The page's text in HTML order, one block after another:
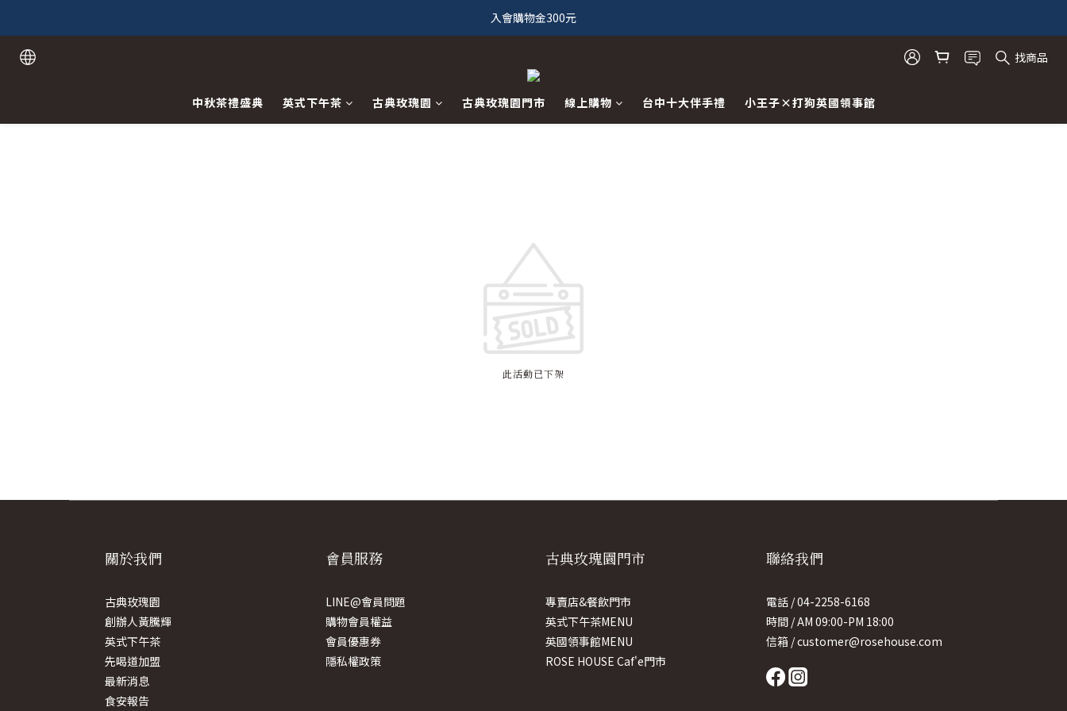
入會購物金300元
找商品
中秋茶禮盛典 英式下午茶 古典玫瑰園 古典玫瑰園門市 線上購物 台中十大伴手禮 小王子×打狗英國領事館
此活動已下架
關於我們
古典玫瑰園
創辦人黃騰輝
英式下午茶
先喝道加盟
最新消息
食安報告
會員服務
LINE@會員問題
購物會員權益
會員優惠券
隱私權政策
古典玫瑰園門市
專賣店&餐飲門市
英式下午茶MENU
英國領事館MENU
ROSE HOUSE Caf'e門市
聯絡我們
電話 / 04-2258-6168
時間 / AM 09:00-PM 18:00
信箱 / customer@rosehouse.com